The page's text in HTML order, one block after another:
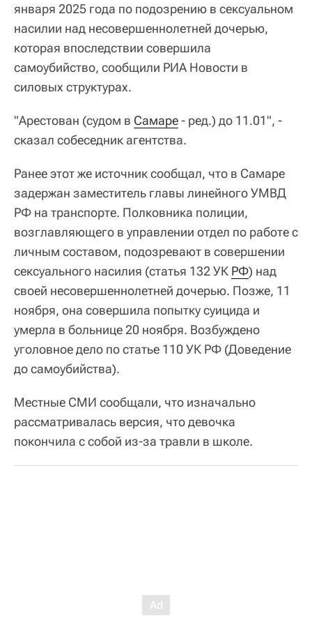
января 2025 года по подозрению в сексуальном
насилии над несовершеннолетней дочерью,
которая впоследствии совершила
самоубийство, сообщили РИА Новости в
силовых структурах.
"Арестован (судом в Самаре- ред.) до 11.01", -
сказал собеседник агентства.
Ранее этот же источник сообщал, что в Самаре
задержан заместитель главы линейного УМВД
РФ на транспорте. Полковника полиции,
возглавляющего в управлении отдел по работе с
личным составом, подозревают в совершении
сексуального насилия (статья 132 УК РФ) над
своей несовершеннолетней дочерью. Позже, 11
ноября, она совершила попытку суицида и
умерла в больнице 20 ноября. Возбуждено
уголовное дело по статье 110 УК РФ (Доведение
до самоубийства).
Местные СМИ сообщали, что изначально
рассматривалась версия, что девочка
покончила с собой из-за травли в школе.